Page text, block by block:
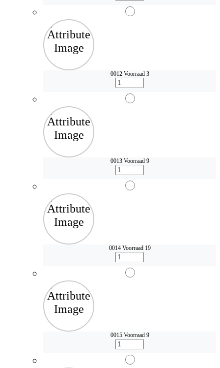
0012 Voorraad 3
0013 Voorraad 9
0014 Voorraad 19
0015 Voorraad 9